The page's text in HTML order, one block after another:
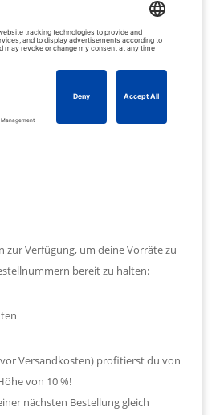
zur Verfügung, um deine Vorräte zu
bereit zu halten:
Versandkosten) profitierst du von
von 10 %!
nächsten Bestellung gleich